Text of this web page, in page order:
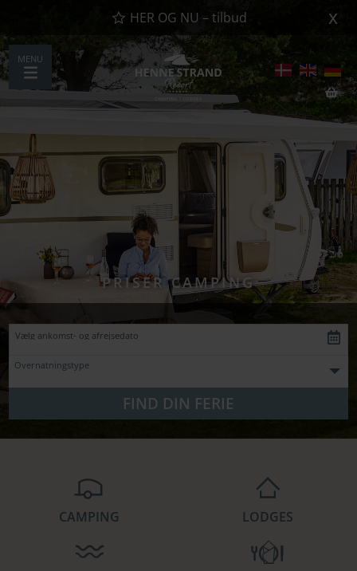
MENU
PRISER CAMPING
Overnatningstype
FIND DIN FERIE
CAMPING LODGES
HER OG NU – tilbud x